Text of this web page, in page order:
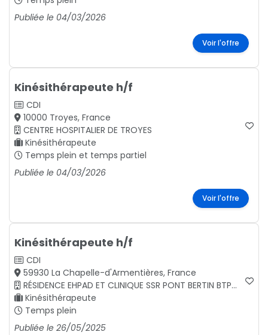
Publiée le 04/03/2026
Voir l'offre
Kinésithérapeute h/f
CDI
10000 Troyes, France
CENTRE HOSPITALIER DE TROYES
Kinésithérapeute
Temps plein et temps partiel
Publiée le 04/03/2026
Voir l'offre
Kinésithérapeute h/f
CDI
59930 La Chapelle-d'Armentières, France
RÉSIDENCE EHPAD ET CLINIQUE SSR PONT BERTIN BTPRMS
Kinésithérapeute
Temps plein
Publiée le 26/05/2025